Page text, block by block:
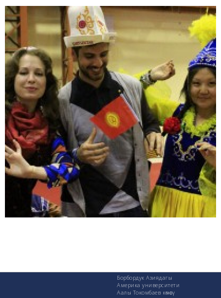
Борбордук Азиядагы
Америка университети
Аалы Токомбаев көчөсү